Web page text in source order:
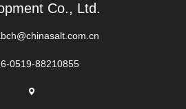
Co., Ltd.
0519-88210855